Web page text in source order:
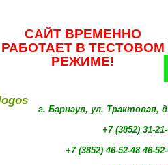
САЙТ ВРЕМЕННО
РАБОТАЕТ В ТЕСТОВОМ
РЕЖИМЕ!
г. Барнаул, ул. Трактовая,
+7 (3852) 31-
+7 (3852) 46-52-48 46-